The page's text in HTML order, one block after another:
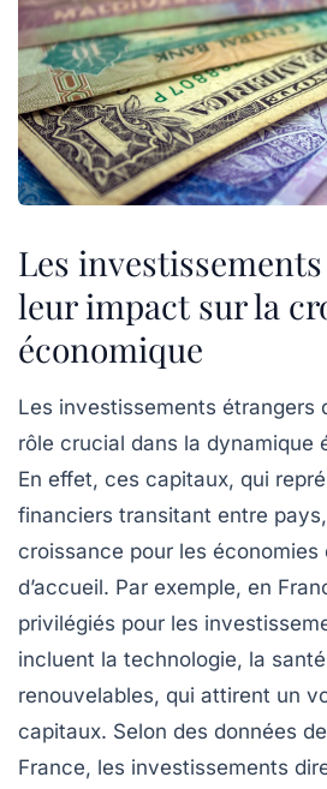
Les
leur impact sur la
économique
Les investissements étrangers
rôle crucial dans la dynamique
En effet, ces capitaux, qui
financiers transitant entre
croissance pour les économies
d’accueil. Par exemple, en
privilégiés pour les
incluent la technologie, la
renouvelables, qui attirent un
capitaux. Selon des données
France, les investissements